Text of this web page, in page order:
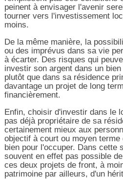
peinent à envisager l'avenir
tourner vers l'investissement
moins.
De la même manière, la
ou des imprévus dans sa vie
à écarter. Des risques qui
investir son argent dans un
plutôt que dans sa résidence
davantage un projet de long
financièrement.
Enfin, choisir d'investir dans le
pas déjà propriétaire de sa
certainement mieux aux
objectif à court ou moyen
bien pour l'occuper. Dans cette
souvent en effet pas possible
ces deux projets de front, à
patrimoine par ailleurs, d'un